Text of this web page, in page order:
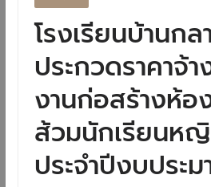
โรงเรียนบ้านก
ประกวดราคาจ้
งานก่อสร้างห้อ
ส้วมนักเรียนห
ประจำปีงบปร